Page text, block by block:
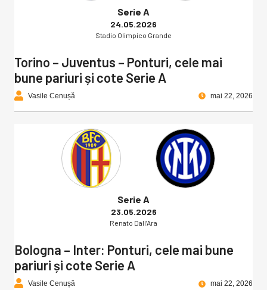
Serie A
24.05.2026
Stadio Olimpico Grande
Torino – Juventus – Ponturi, cele mai
bune pariuri și cote Serie A
Vasile Cenușă mai 22, 2026
Serie A
23.05.2026
Renato Dall’Ara
Bologna – Inter: Ponturi, cele mai bune
pariuri și cote Serie A
Vasile Cenușă mai 22, 2026